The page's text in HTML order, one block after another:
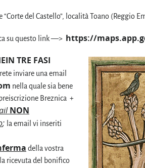
“Corte del Castello”, località Toano (Reggio
su questo link —> https://
TRE FASI
inviare una email
nella quale sia bene
Breznica +
NON
; la email vi inseriti
della vostra
ricevuta del bonifico